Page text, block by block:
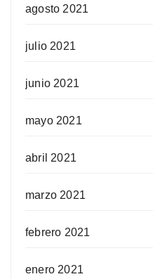
agosto 2021
julio 2021
junio 2021
mayo 2021
abril 2021
marzo 2021
febrero 2021
enero 2021